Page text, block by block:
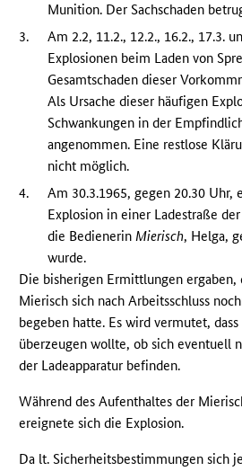
Munition. Der Sachschaden
3.
Am 2.2, 11.2., 12.2., 16.2., 17.3.
Explosionen beim Laden von
Gesamtschaden dieser
Als Ursache dieser häufigen
Schwankungen in der
angenommen. Eine restlose
nicht möglich.
4.
Am 30.3.1965, gegen 20.30
Explosion in einer Ladestraße
die BedienerinMierisch, Helga,
wurde.
Die bisherigen Ermittlungen ergaben,
Mierisch sich nach Arbeitsschluss
begeben hatte. Es wird vermutet,
überzeugen wollte, ob sich eventuell
der Ladeapparatur befinden.
Während des Aufenthaltes der
ereignete sich die Explosion.
Da lt. Sicherheitsbestimmungen sich